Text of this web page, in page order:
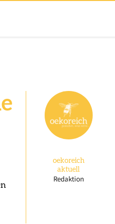
oekoreich
aktuell
Redaktion